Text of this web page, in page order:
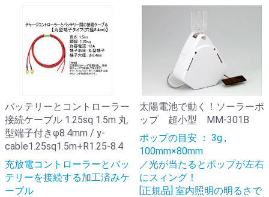
バッテリーとコントローラー
接続ケーブル 1.25sq 1.5m 丸
型端子付きφ8.4mm / y-
cable1.25sq1.5m+R1.25-8.4
充放電コントローラーとバッ
テリーを接続する加工済みケ
ーブル
太陽電池で動く！ソーラーポ
ップ 超小型 MM-301B
ポップの目安 ： 3g ,
100mm×80mm
／光が当たるとポップが左右
にスィング！
[正規品] 室内照明の明るさで